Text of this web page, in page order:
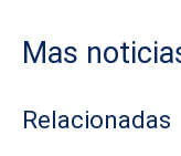
Mas
Relacionadas